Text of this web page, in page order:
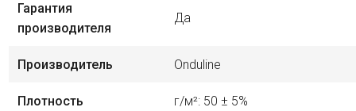
Гарантия
производителя
Да
Производитель Onduline
Плотность г/м²: 50 ± 5%